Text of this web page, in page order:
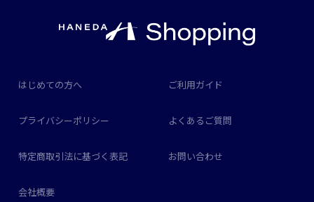
はじめての方へ ご利用ガイド
プライバシーポリシー よくあるご質問
特定商取引法に基づく表記 お問い合わせ
会社概要